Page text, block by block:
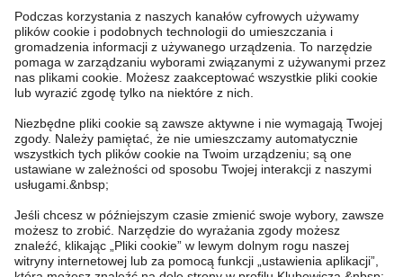
Potrzebujesz pomocy?
Sklep internetowy
Częste pytania
Twoje zamówienie
Skontaktuj się z nami
Znajdź sklep
Kappahl Club
Mój profil
Kappahl Club
Warunki członkostwa
O nas
O Kappahl Group
Zrównoważony rozwój
Praca u nas
Warunki i zasady
Ogólne warunki zakupu
Więcej od nas